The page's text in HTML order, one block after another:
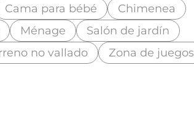
Cama para bébé
Chimenea
Ménage
Salón de jardín
no vallado Zona de juegos